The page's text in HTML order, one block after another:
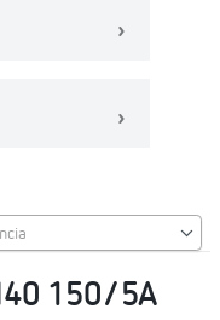
150/5A